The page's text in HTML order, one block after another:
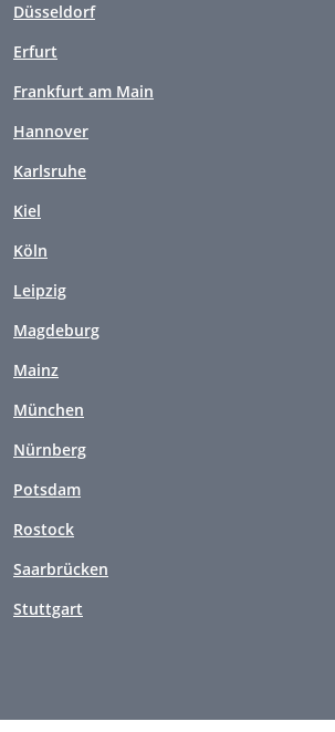
Düsseldorf
Erfurt
Frankfurt am Main
Hannover
Karlsruhe
Kiel
Köln
Leipzig
Magdeburg
Mainz
München
Nürnberg
Potsdam
Rostock
Saarbrücken
Stuttgart